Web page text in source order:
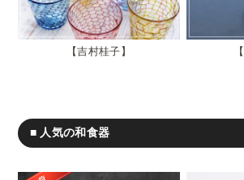
吉村桂子
■ 人気の和食器